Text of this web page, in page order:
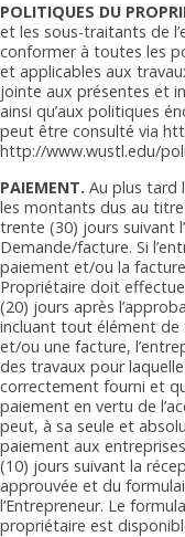
POLITIQUES DU
et les sous-traitants de
conformer à toutes les
et applicables aux
jointe aux présentes et
ainsi qu’aux politiques
peut être consulté via
http://www.wustl.edu/
PAIEMENT. Au plus tard
les montants dus au
trente (30) jours suivant
Demande/facture. Si
paiement et/ou la
Propriétaire doit
(20) jours après
incluant tout élément de
et/ou une facture,
des travaux pour
correctement fourni et
paiement en vertu de
peut, à sa seule et
paiement aux
(10) jours suivant la
approuvée et du
l’Entrepreneur. Le
propriétaire est